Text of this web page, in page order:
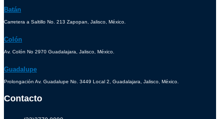
Batán
Carretera a Saltillo No. 213 Zapopan, Jalisco, México.
Colón
Av. Colón No 2970 Guadalajara, Jalisco, México.
Guadalupe
Prolongación Av. Guadalupe No. 3449 Local 2, Guadalajara, Jalisco, México.
Contacto